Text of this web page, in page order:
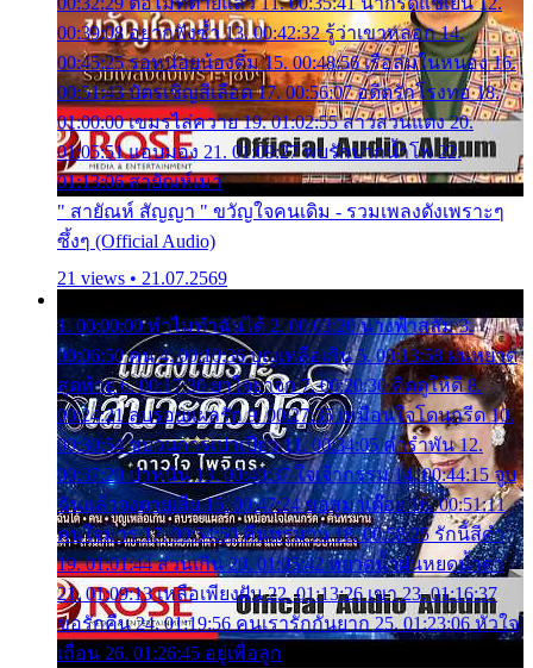
00:39:08 อยากฟังซ้ำ 13. 00:42:32 รู้ว่าเขาหลอก 14.
00:45:25 รอหน่อยน้องติ๋ม 15. 00:48:56 เรือล่มในหนอง 16.
00:51:43 บัตรเชิญสีเลือด 17. 00:56:07 อดีตรักโรงทอ 18.
01:00:00 เขมรไล่ควาย 19. 01:02:55 สาวสวนแตง 20.
01:05:51 แอบมอง 21. 01:09:27 พบรักปากน้ำโพ 22.
01:13:06 สายัณห์เมา
" สายัณห์ สัญญา " ขวัญใจคนเดิม - รวมเพลงดังเพราะๆ
ซึ้งๆ (Official Audio)
21 views • 21.07.2569
1. 00:00:00 ทำไมทำฉันได้ 2. 00:03:20 นางฟ้าสลัม 3.
00:06:50 คน 4. 00:10:36 บุญเหลือเกิน 5. 00:13:58 ฝนหยาด
สุดท้าย 6. 00:17:30 ยาใจยาจก 7. 00:20:30 คิดดูให้ดี 8.
00:24:21 ลบรอยแผลรัก 9. 00:27:35 เหมือนใจโดนกรีด 10.
00:30:54 ขบวนการเปาเปียว 11. 00:34:05 คำรำพัน 12.
00:37:20 ปาหนัน 13. 00:40:37 ใจเจ้ากรรม 14. 00:44:15 จูบ
ฉันแล้วจงตายเสีย 15. 00:47:24 ขอสูมาเต๊อะ 16. 00:51:11
คนใจมาร 17. 00:54:50 คืนทรมาน 18. 00:58:25 รักนี้สีดำ
19. 01:01:44 ส่วนเกิน 20. 01:05:42 หยาดน้ำฝนหยดน้ำตา
21. 01:09:13 เหลือเพียงฝัน 22. 01:13:26 เขา 23. 01:16:37
ขอรักคืน 24. 01:19:56 คนเรารักกันยาก 25. 01:23:06 หัวใจ
เถื่อน 26. 01:26:45 อยู่เพื่อลูก